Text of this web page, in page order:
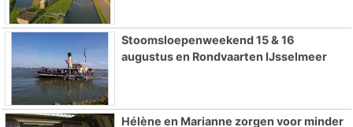
Stoomsloepenweekend 15 & 16
augustus en Rondvaarten IJsselmeer
Hélène en Marianne zorgen voor minder